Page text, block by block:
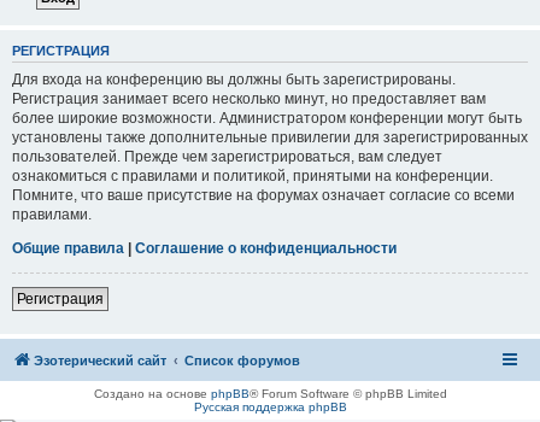
РЕГИСТРАЦИЯ
Для входа на конференцию вы должны быть зарегистрированы.
Регистрация занимает всего несколько минут, но предоставляет вам
более широкие возможности. Администратором конференции могут быть
установлены также дополнительные привилегии для зарегистрированных
пользователей. Прежде чем зарегистрироваться, вам следует
ознакомиться с правилами и политикой, принятыми на конференции.
Помните, что ваше присутствие на форумах означает согласие со всеми
правилами.
Общие правила | Соглашение о конфиденциальности
Регистрация
Эзотерический сайт Список форумов
Создано на основе phpBB® Forum Software © phpBB Limited
Русская поддержка phpBB